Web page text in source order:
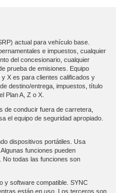
actual para vehículo base.
e impuestos, cualquier
del concesionario, cualquier
prueba de emisiones. Equipo
y X es para clientes calificados y
destino/entrega, impuestos, título
Plan A, Z o X.
de conducir fuera de carretera,
el equipo de seguridad apropiado.
dispositivos portátiles. Usa
funciones pueden
No todas las funciones son
y software compatible. SYNC
están en uso. Los terceros son